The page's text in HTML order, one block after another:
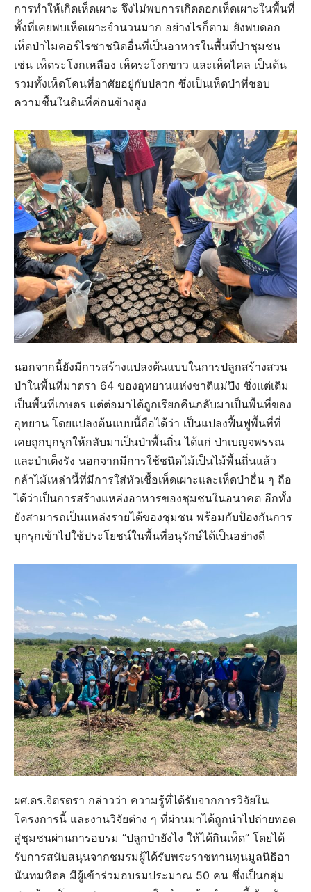
การทำให้เกิดเห็ดเผาะ จึงไม่พบการเกิดดอกเห็ดเผาะในพื้นที่
ทั้งที่เคยพบเห็ดเผาะจำนวนมาก อย่างไรก็ตาม ยังพบดอก
เห็ดป่าไมคอร์ไรซาชนิดอื่นที่เป็นอาหารในพื้นที่ป่าชุมชน
เช่น เห็ดระโงกเหลือง เห็ดระโงกขาว และเห็ดไคล เป็นต้น
รวมทั้งเห็ดโคนที่อาศัยอยู่กับปลวก ซึ่งเป็นเห็ดป่าที่ชอบ
ความชื้นในดินที่ค่อนข้างสูง
นอกจากนี้ยังมีการสร้างแปลงต้นแบบในการปลูกสร้างสวน
ป่าในพื้นที่มาตรา 64 ของอุทยานแห่งชาติแม่ปิง ซึ่งแต่เดิม
เป็นพื้นที่เกษตร แต่ต่อมาได้ถูกเรียกคืนกลับมาเป็นพื้นที่ของ
อุทยาน โดยแปลงต้นแบบนี้ถือได้ว่า เป็นแปลงฟื้นฟูพื้นที่ที่
เคยถูกบุกรุกให้กลับมาเป็นป่าพื้นถิ่น ได้แก่ ป่าเบญจพรรณ
และป่าเต็งรัง นอกจากมีการใช้ชนิดไม้เป็นไม้พื้นถิ่นแล้ว
กล้าไม้เหล่านี้ที่มีการใส่หัวเชื้อเห็ดเผาะและเห็ดป่าอื่น ๆ ถือ
ได้ว่าเป็นการสร้างแหล่งอาหารของชุมชนในอนาคต อีกทั้ง
ยังสามารถเป็นแหล่งรายได้ของชุมชน พร้อมกับป้องกันการ
บุกรุกเข้าไปใช้ประโยชน์ในพื้นที่อนุรักษ์ได้เป็นอย่างดี
ผศ.ดร.จิตรตรา กล่าวว่า ความรู้ที่ได้รับจากการวิจัยใน
โครงการนี้ และงานวิจัยต่าง ๆ ที่ผ่านมาได้ถูกนำไปถ่ายทอด
สู่ชุมชนผ่านการอบรม “ปลูกป่ายังไง ให้ได้กินเห็ด” โดยได้
รับการสนับสนุนจากชมรมผู้ได้รับพระราชทานทุนมูลนิธิอา
นันทมหิดล มีผู้เข้าร่วมอบรมประมาณ 50 คน ซึ่งเป็นกลุ่ม